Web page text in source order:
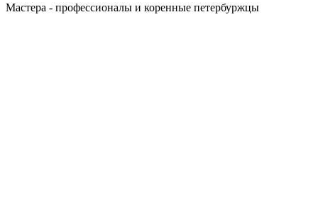
Мастера - профессионалы и коренные петербуржцы